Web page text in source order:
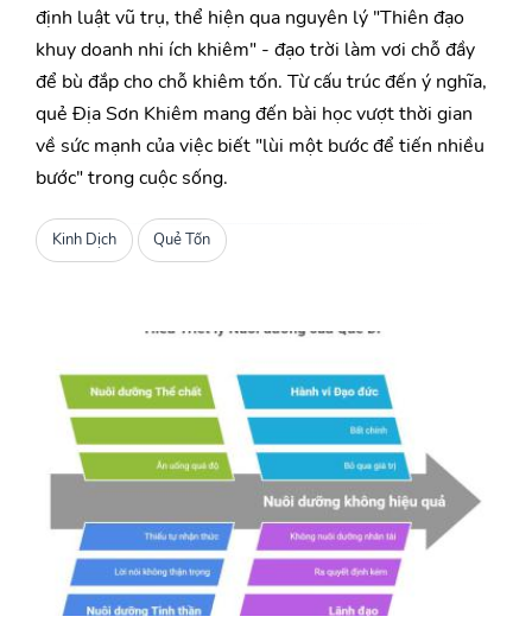
định luật vũ trụ, thể hiện qua nguyên lý "Thiên đạo
khuy doanh nhi ích khiêm" - đạo trời làm vơi chỗ đầy
để bù đắp cho chỗ khiêm tốn. Từ cấu trúc đến ý nghĩa,
quẻ Địa Sơn Khiêm mang đến bài học vượt thời gian
về sức mạnh của việc biết "lùi một bước để tiến nhiều
bước" trong cuộc sống.
Kinh Dịch Quẻ Tốn